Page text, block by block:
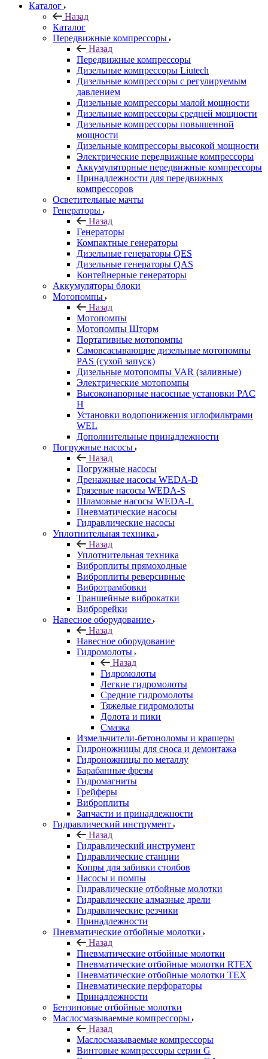
Каталог
Назад
Каталог
Передвижные компрессоры
Назад
Передвижные компрессоры
Дизельные компрессоры Liutech
Дизельные компрессоры с регулируемым
давлением
Дизельные компрессоры малой мощности
Дизельные компрессоры средней мощности
Дизельные компрессоры повышенной
мощности
Дизельные компрессоры высокой мощности
Электрические передвижные компрессоры
Аккумуляторные передвижные компрессоры
Принадлежности для передвижных
компрессоров
Осветительные мачты
Генераторы
Назад
Генераторы
Компактные генераторы
Дизельные генераторы QES
Дизельные генераторы QAS
Контейнерные генераторы
Аккумуляторы блоки
Мотопомпы
Назад
Мотопомпы
Мотопомпы Шторм
Портативные мотопомпы
Самовсасывающие дизельные мотопомпы
PAS (сухой запуск)
Дизельные мотопомпы VAR (заливные)
Электрические мотопомпы
Высоконапорные насосные установки PAC
H
Установки водопонижения иглофильтрами
WEL
Дополнительные принадлежности
Погружные насосы
Назад
Погружные насосы
Дренажные насосы WEDA-D
Грязевые насосы WEDA-S
Шламовые насосы WEDA-L
Пневматические насосы
Гидравлические насосы
Уплотнительная техника
Назад
Уплотнительная техника
Виброплиты прямоходные
Виброплиты реверсивные
Вибротрамбовки
Траншейные виброкатки
Виброрейки
Навесное оборудование
Назад
Навесное оборудование
Гидромолоты
Назад
Гидромолоты
Легкие гидромолоты
Средние гидромолоты
Тяжелые гидромолоты
Долота и пики
Смазка
Измельчители-бетоноломы и крашеры
Гидроножницы для сноса и демонтажа
Гидроножницы по металлу
Барабанные фрезы
Гидромагниты
Грейферы
Виброплиты
Запчасти и принадлежности
Гидравлический инструмент
Назад
Гидравлический инструмент
Гидравлические станции
Копры для забивки столбов
Насосы и помпы
Гидравлические отбойные молотки
Гидравлические алмазные дрели
Гидравлические резчики
Принадлежности
Пневматические отбойные молотки
Назад
Пневматические отбойные молотки
Пневматические отбойные молотки RTEX
Пневматические отбойные молотки TEX
Пневматические перфораторы
Принадлежности
Бензиновые отбойные молотки
Маслосмазываемые компрессоры
Назад
Маслосмазываемые компрессоры
Винтовые компрессоры серии G